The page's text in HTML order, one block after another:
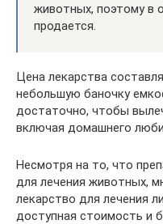
животных, поэтому в
продается.
Цена лекарства
небольшую баночку
достаточно, чтобы
включая домашнего
Несмотря на то, что
для лечения животных,
лекарство для лечения
доступная стоимость и